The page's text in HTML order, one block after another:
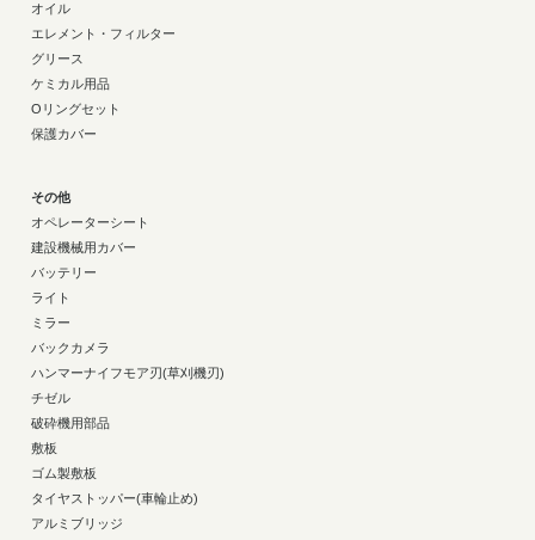
オイル
エレメント・フィルター
グリース
ケミカル用品
Oリングセット
保護カバー
その他
オペレーターシート
建設機械用カバー
バッテリー
ライト
ミラー
バックカメラ
ハンマーナイフモア刃(草刈機刃)
チゼル
破砕機用部品
敷板
ゴム製敷板
タイヤストッパー(車輪止め)
アルミブリッジ